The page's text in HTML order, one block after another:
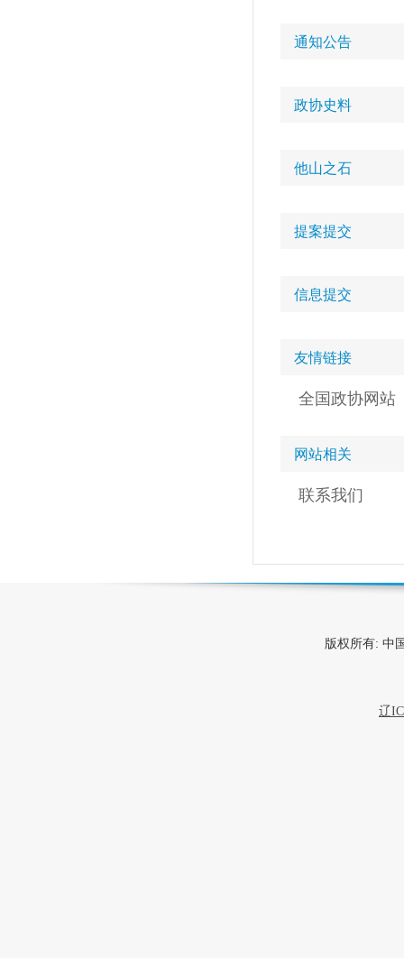
通知公告
政协史料
他山之石
提案提交
信息提交
友情链接
全国政协网站
网站相关
联系我们
版权所有: 中
辽